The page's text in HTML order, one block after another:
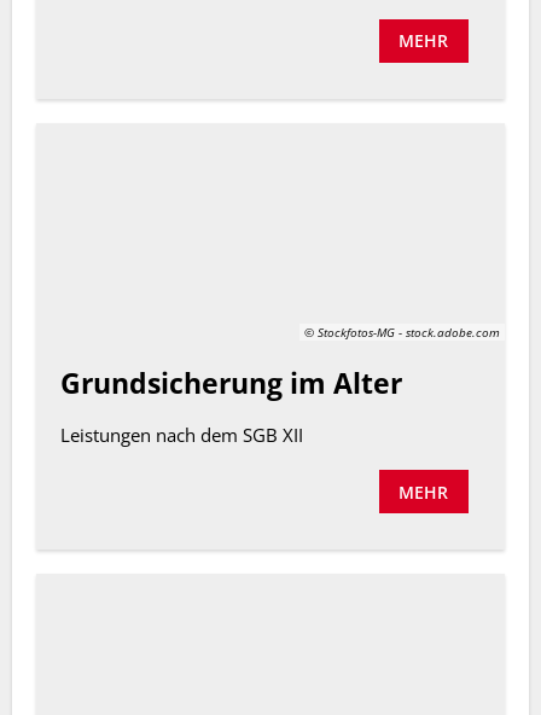
MEHR
© Stockfotos-MG - stock.adobe.com
Grundsicherung im Alter
Leistungen nach dem SGB XII
MEHR